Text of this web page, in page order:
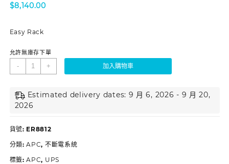
$8,140.00
Easy Rack
允許無庫存下單
- + 加入購物車
Estimated delivery dates: 9 月 6, 2026 - 9 月 20,
2026
貨號: ER8812
分類:APC, 不斷電系統
標籤:APC, UPS